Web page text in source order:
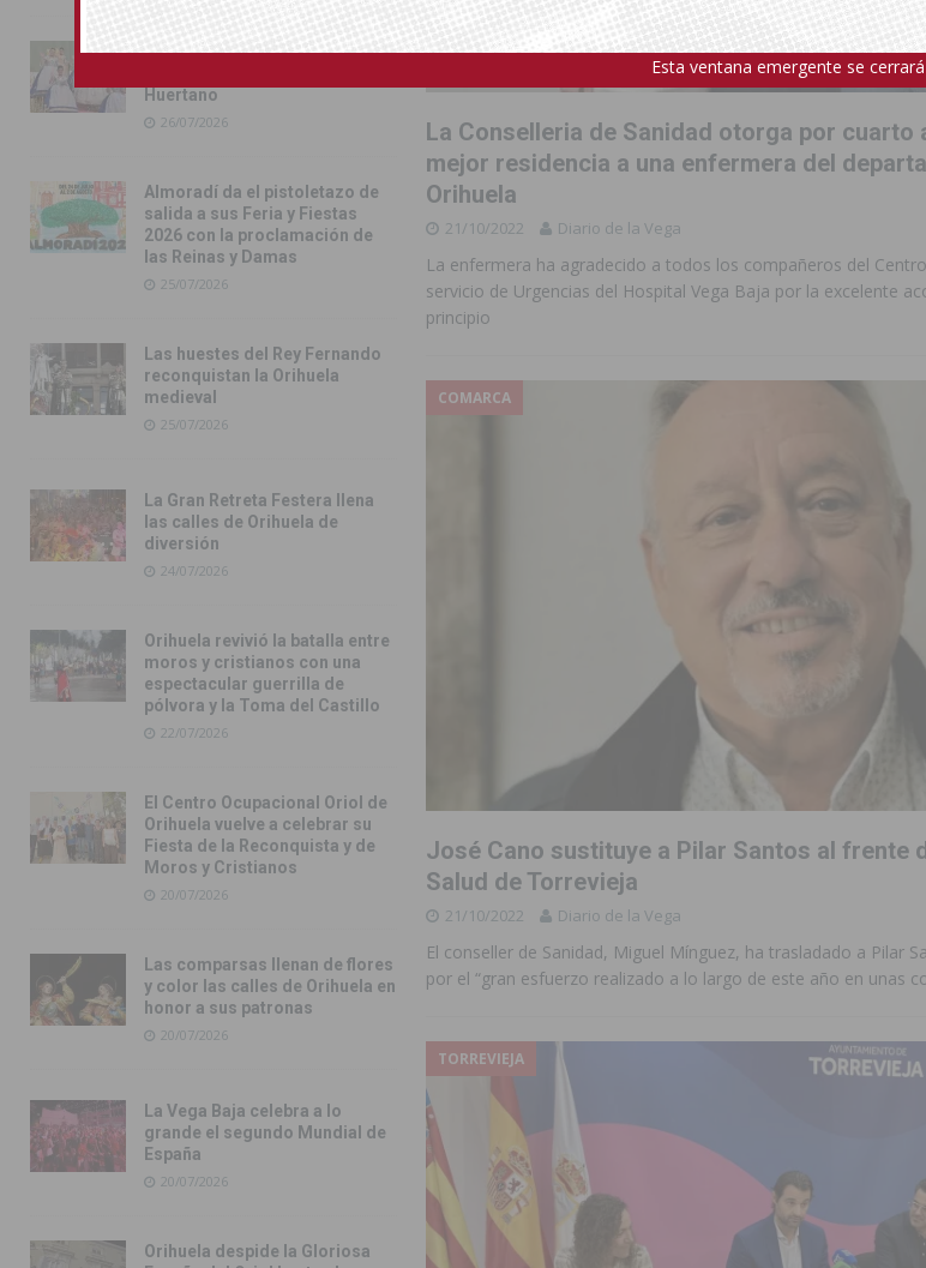
La Conselleria de Sanidad otorga por cuarto
mejor residencia a una enfermera del
Orihuela
21/10/2022 Diario de la Vega
La enfermera ha agradecido a todos los compañeros del
servicio de Urgencias del Hospital Vega Baja por la excelente
principio
COMARCA
José Cano sustituye a Pilar Santos al frente
Salud de Torrevieja
21/10/2022 Diario de la Vega
El conseller de Sanidad, Miguel Mínguez, ha trasladado a Pilar
por el “gran esfuerzo realizado a lo largo de este año en unas
TORREVIEJA
Almoradí presume de raíces
Huertano
26/07/2026
Almoradí da el pistoletazo de
salida a sus Feria y Fiestas
2026 con la proclamación de
las Reinas y Damas
25/07/2026
Las huestes del Rey Fernando
reconquistan la Orihuela
medieval
25/07/2026
La Gran Retreta Festera llena
las calles de Orihuela de
diversión
24/07/2026
Orihuela revivió la batalla entre
moros y cristianos con una
espectacular guerrilla de
pólvora y la Toma del Castillo
22/07/2026
El Centro Ocupacional Oriol de
Orihuela vuelve a celebrar su
Fiesta de la Reconquista y de
Moros y Cristianos
20/07/2026
Las comparsas llenan de flores
y color las calles de Orihuela en
honor a sus patronas
20/07/2026
La Vega Baja celebra a lo
grande el segundo Mundial de
España
20/07/2026
Orihuela despide la Gloriosa
Esta ventana emergente se